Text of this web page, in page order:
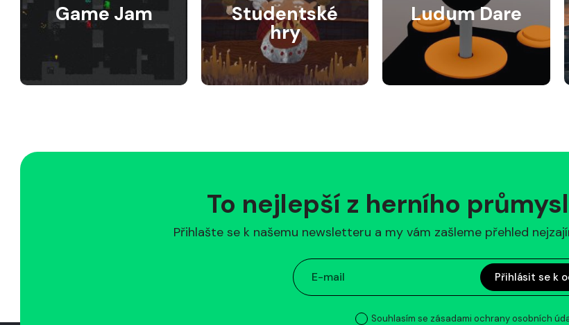
Game Jam Studentské
hry
Ludum Dare
To nejlepší z herního
Přihlašte se k našemu newsletteru a my vám zašleme přehled
Přihlásit se k
Souhlasím se zásadami ochrany osobních